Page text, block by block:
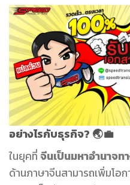
อย่างไรกับธุรกิจ? 🌏💼
ในยุคที่ จีนเป็นมหาอำนาจท
ด้านภาษาจีนสามารถเพิ่มโอ